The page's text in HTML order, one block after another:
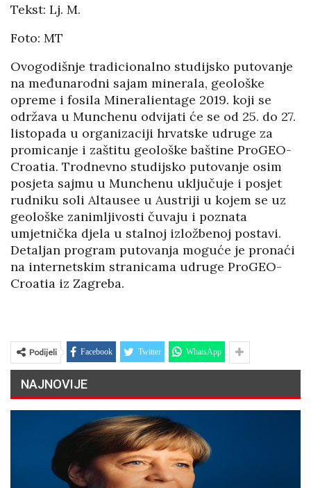
Tekst: Lj. M.
Foto: MT
Ovogodišnje tradicionalno studijsko putovanje
na međunarodni sajam minerala, geološke
opreme i fosila Mineralientage 2019. koji se
održava u Munchenu odvijati će se od 25. do 27.
listopada u organizaciji hrvatske udruge za
promicanje i zaštitu geološke baštine ProGEO-
Croatia. Trodnevno studijsko putovanje osim
posjeta sajmu u Munchenu uključuje i posjet
rudniku soli Altausee u Austriji u kojem se uz
geološke zanimljivosti čuvaju i poznata
umjetnička djela u stalnoj izložbenoj postavi.
Detaljan program putovanja moguće je pronaći
na internetskim stranicama udruge ProGEO-
Croatia iz Zagreba.
Podijeli Facebook Twitter WhatsApp
NAJNOVIJE